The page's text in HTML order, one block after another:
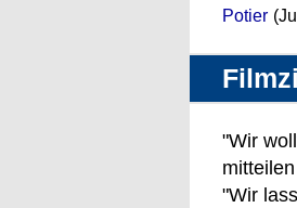
Potier
"Wir
"Wir